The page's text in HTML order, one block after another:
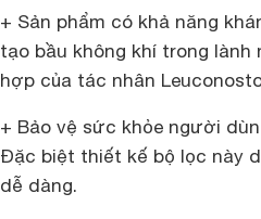
+ Sản phẩm có khả năng
tạo bầu không khí trong
hợp của tác nhân
+ Bảo vệ sức khỏe người
Đặc biệt thiết kế bộ lọc này
dễ dàng.